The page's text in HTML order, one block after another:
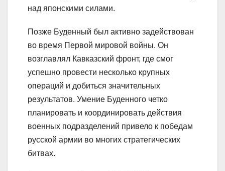
над японскими силами.
Позже Буденный был активно задействован
во время Первой мировой войны. Он
возглавлял Кавказский фронт, где смог
успешно провести несколько крупных
операций и добиться значительных
результатов. Умение Буденного четко
планировать и координировать действия
военных подразделений привело к победам
русской армии во многих стратегических
битвах.